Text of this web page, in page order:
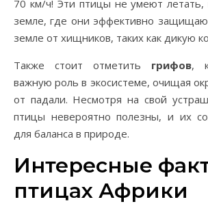
70 км/ч! Эти птицы не умеют летать,
земле, где они эффективно
земле от хищников, таких как дикую
Также стоит отметить грифов,
важную роль в экосистеме, очищая
от падали. Несмотря на свой
птицы невероятно полезны, и их
для баланса в природе.
Интересные
птицах Африки